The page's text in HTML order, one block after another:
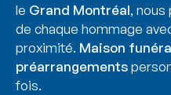
le Grand Montréal, nous
de chaque hommage
proximité. Maison
préarrangements
fois.